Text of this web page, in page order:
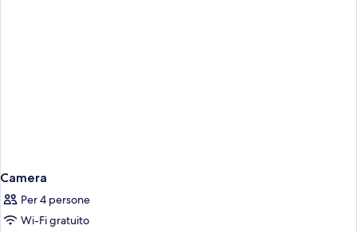
Camera
Per 4 persone
Wi-Fi gratuito